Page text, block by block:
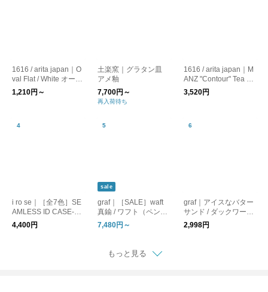
1616 / arita japan｜O
val Flat / White オーバ
ルプレート お皿
1,210円～
土楽窯｜グラタン皿
アメ釉
7,700円～
再入荷待ち
1616 / arita japan｜M
ANZ "Contour" Tea Cu
p / ティーカップ
3,520円
i ro se｜［全7色］SE
AMLESS ID CASE-PV
C IDケース・パスケー
ス・マルチケース
4,400円
sale
graf｜［SALE］waft
真鍮 / ワフト（ペンダ
ントライト・照明）
7,480円～
graf｜アイスなバター
サンド / ダックワーズ
6種セット graf kitchen
2,998円
もっと見る